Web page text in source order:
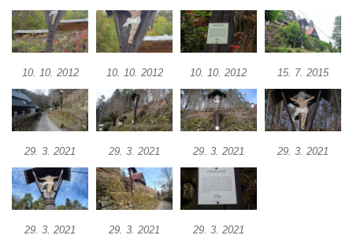
od Mikulášovic
Kříž na rozcestí u domu čp. 123 v
Wäberův kříž v zahradě domu čp. 184 v
Mikulášovicích
Kříž na louce v horních Mikulášovicích
Posteltův kříž naproti domu ev.č. 29 v
Mikulášovicích
Kříž Neubaukreuz u domu čp. 698 v
Mikulášovicích
10. 10. 2012 10. 10. 2012 10. 10. 2012 15. 7. 2015
29. 3. 2021 29. 3. 2021 29. 3. 2021 29. 3. 2021
29. 3. 2021 29. 3. 2021 29. 3. 2021